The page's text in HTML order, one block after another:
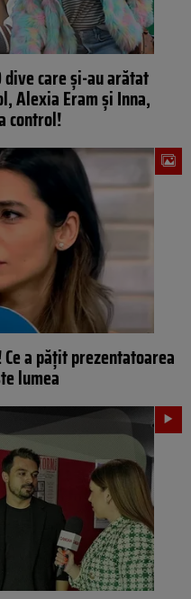
care și-au arătat
Alexia Eram și Inna,
control!
a pățit prezentatoarea
lumea